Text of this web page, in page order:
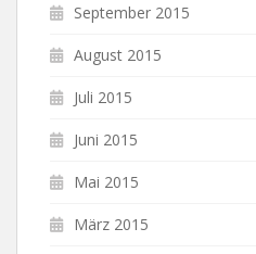
September 2015
August 2015
Juli 2015
Juni 2015
Mai 2015
März 2015